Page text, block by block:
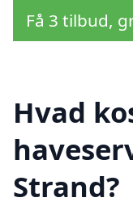
Få 3 tilbud,
Hvad
Strand?